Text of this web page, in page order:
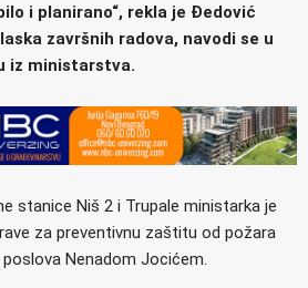
i planirano“, rekla je Đedović
završnih radova, navodi se u
iz ministarstva.
stanice Niš 2 i Trupale ministarka je
za preventivnu zaštitu od požara
Nenadom Jocićem.